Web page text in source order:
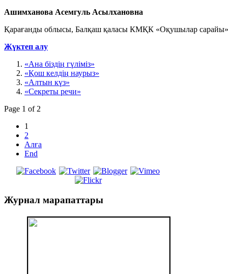
Ашимханова Асемгуль Асылхановна
Қарағанды облысы, Балқаш қаласы КМҚК «Оқушылар сарайы»
Жүктеп алу
«Ана біздің гүліміз»
«Қош келдің наурыз»
«Алтын күз»
«Секреты речи»
Page 1 of 2
1
2
Алға
End
Журнал марапаттары